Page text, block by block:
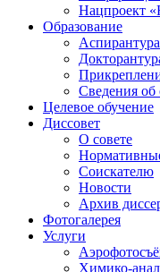
Нацпроект
Образование
Аспирантура
Сведения об
Целевое обучение
Диссовет
О совете
Соискателю
Новости
Архив
Фотогалерея
Услуги
Химико-